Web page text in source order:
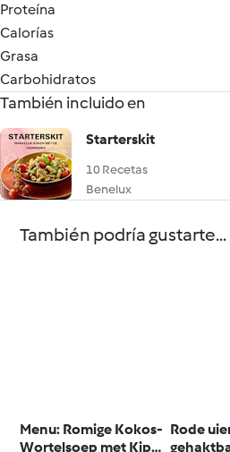
Proteína
Calorías
Grasa
Carbohidratos
También incluido en
Starterskit
10 Recetas
Benelux
También podría gustarte...
Menu: Romige Kokos-
Wortelsoep met Kip
Rode